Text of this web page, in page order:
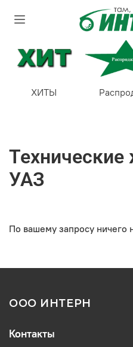
ХИТЫ
УАЗ
По вашему запросу ничего
ООО ИНТЕРН
Контакты